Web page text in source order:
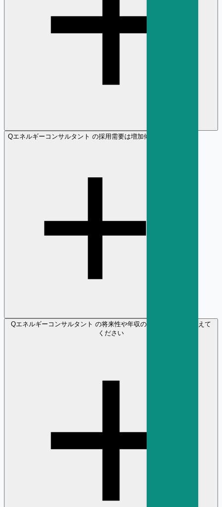
Qエネルギーコンサルタント の採用需要は増加傾向ですか？
Qエネルギーコンサルタント の将来性や年収の見通しについて教えて
ください